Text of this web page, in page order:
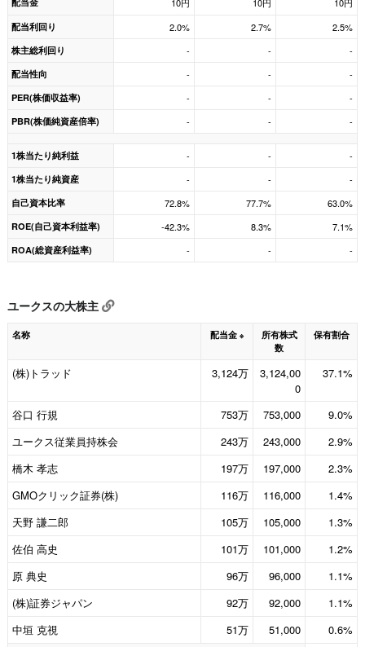
10円 10円 10円
配当利回り 2.0% 2.7% 2.5%
株主総利回り - - -
配当性向 - - -
PER(株価収益率) - - -
PBR(株価純資産倍率) - - -
1株当たり純利益 - - -
1株当たり純資産 - - -
自己資本比率 72.8% 77.7% 63.0%
ROE(自己資本利益率) -42.3% 8.3% 7.1%
ROA(総資産利益率) - - -
ユークスの大株主
名称 配当金 ※
所有株式
数
保有割合
(株)トラッド 3,124万
3,124,00
0
37.1%
谷口 行規 753万 753,000
9.0%
ユークス従業員持株会
243万 243,000
2.9%
橋木 孝志
197万 197,000
2.3%
GMOクリック証券(株)
116万 116,000
1.4%
天野 謙二郎
105万 105,000
1.3%
佐伯 高史
101万 101,000
1.2%
原 典史
96万 96,000
1.1%
(株)証券ジャパン
92万 92,000
1.1%
中垣 克視
51万 51,000 0.6%